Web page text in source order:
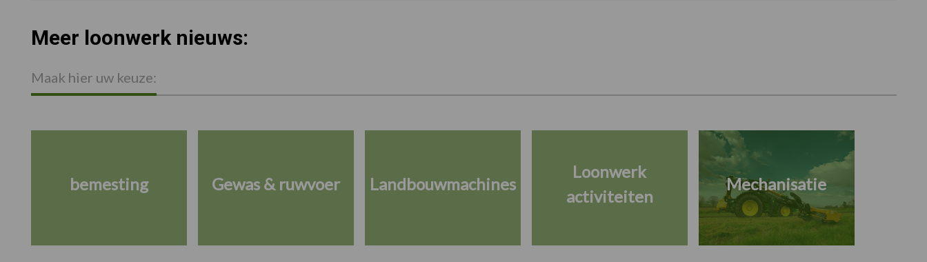
Meer loonwerk nieuws:
Maak hier uw keuze:
bemesting Gewas & ruwvoer Landbouwmachines
Loonwerk
activiteiten
Mechanisatie